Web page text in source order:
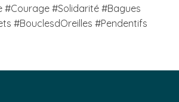
#Courage #Solidarité #Bagues
#BouclesdOreilles #Pendentifs